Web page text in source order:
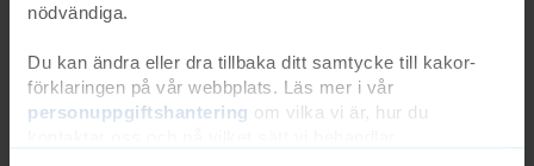
nödvändiga.
Du kan ändra eller dra tillbaka ditt samtycke till kakor-
förklaringen på vår webbplats. Läs mer i vår
personuppgiftshantering om vilka vi är, hur du
Ta med egna medicinska hjälpmedel, till
exempel för andning (inhalator, syrgas) eller
diabetes (insulinpump, blodsockermätare).